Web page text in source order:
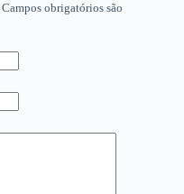
Campos obrigatórios são